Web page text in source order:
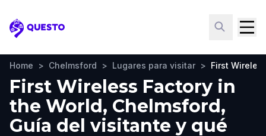
Questo
Home > Chelmsford > Lugares para visitar > First
First Wireless Factory in
the World, Chelmsford,
Guía del visitante y qué